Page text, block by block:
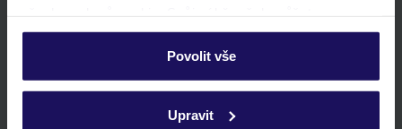
personalizovat v sekci „Personalizace“.
Podrobné informace o souborech cookie naleznete v
ochrany osobních údajů.
Povolit vše
Upravit
rychlé vyhledávání a prohlížení nabídek
seznam oblíbených nabídek a možnost jejich sdílení
kontakt s TUI a všechny informace o tvé rezervaci v myTUI